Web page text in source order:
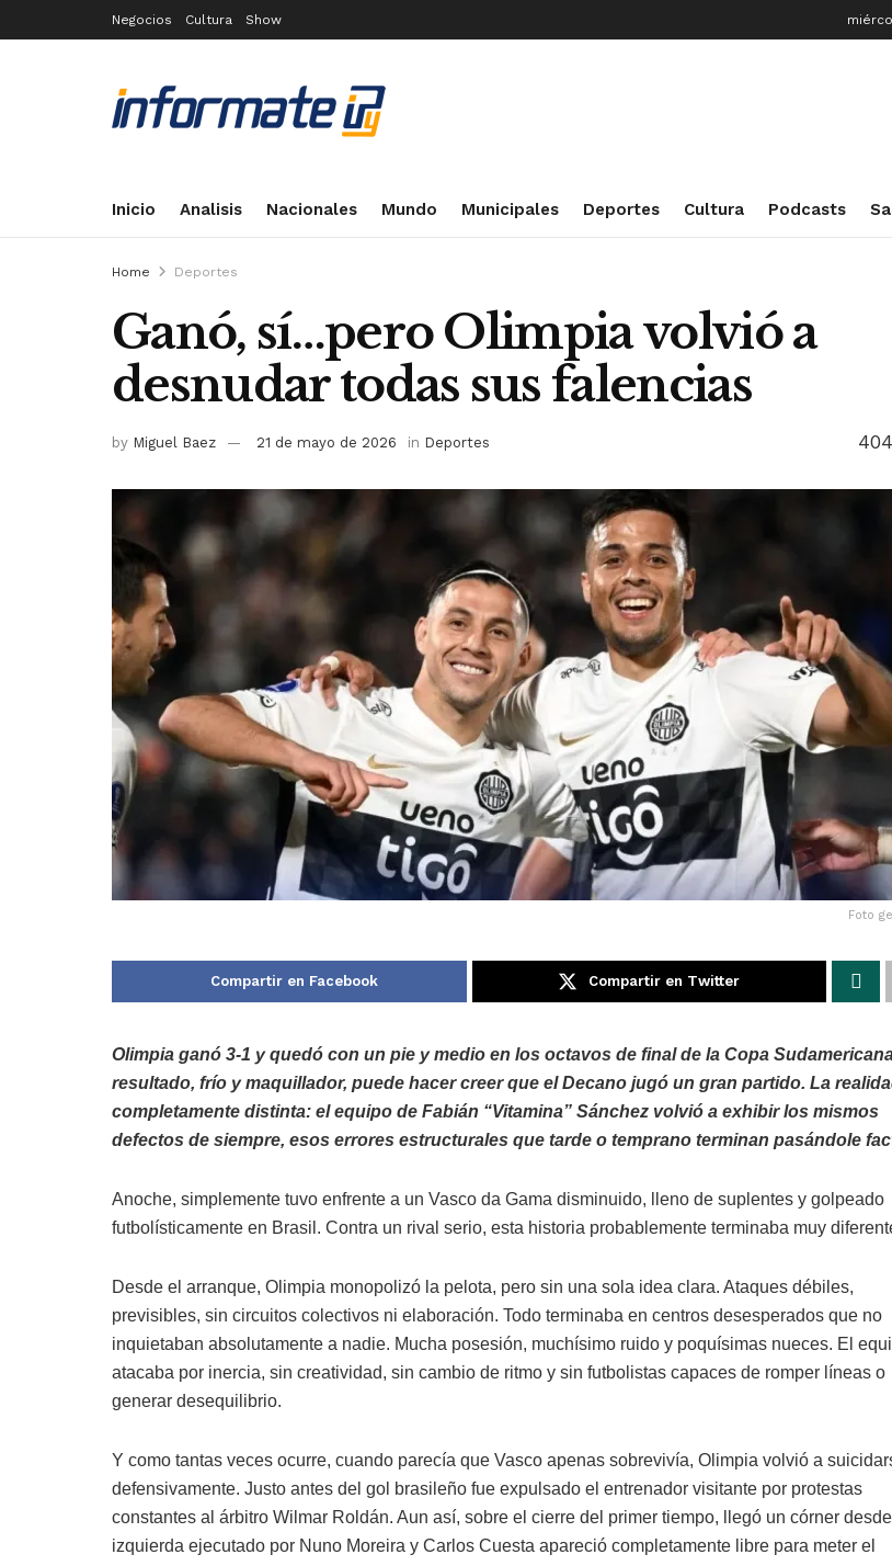
Negocios Cultura Show
Inicio Analisis Nacionales Mundo Municipales Deportes Cultura Podcasts
Home Deportes
Ganó, sí…pero Olimpia volvió a
desnudar todas sus falencias
by Miguel Baez 21 de mayo de 2026 in Deportes 404
Foto
Compartir en Facebook Compartir en Twitter
Olimpia ganó 3-1 y quedó con un pie y medio en los octavos de final de la Copa
resultado, frío y maquillador, puede hacer creer que el Decano jugó un gran partido. La
completamente distinta: el equipo de Fabián “Vitamina” Sánchez volvió a exhibir los mismos
defectos de siempre, esos errores estructurales que tarde o temprano terminan pasándole
Anoche, simplemente tuvo enfrente a un Vasco da Gama disminuido, lleno de suplentes y golpeado
futbolísticamente en Brasil. Contra un rival serio, esta historia probablemente terminaba muy
Desde el arranque, Olimpia monopolizó la pelota, pero sin una sola idea clara. Ataques débiles,
previsibles, sin circuitos colectivos ni elaboración. Todo terminaba en centros desesperados que no
inquietaban absolutamente a nadie. Mucha posesión, muchísimo ruido y poquísimas nueces. El
atacaba por inercia, sin creatividad, sin cambio de ritmo y sin futbolistas capaces de romper líneas o
generar desequilibrio.
Y como tantas veces ocurre, cuando parecía que Vasco apenas sobrevivía, Olimpia volvió a
defensivamente. Justo antes del gol brasileño fue expulsado el entrenador visitante por protestas
constantes al árbitro Wilmar Roldán. Aun así, sobre el cierre del primer tiempo, llegó un córner
izquierda ejecutado por Nuno Moreira y Carlos Cuesta apareció completamente libre para meter el